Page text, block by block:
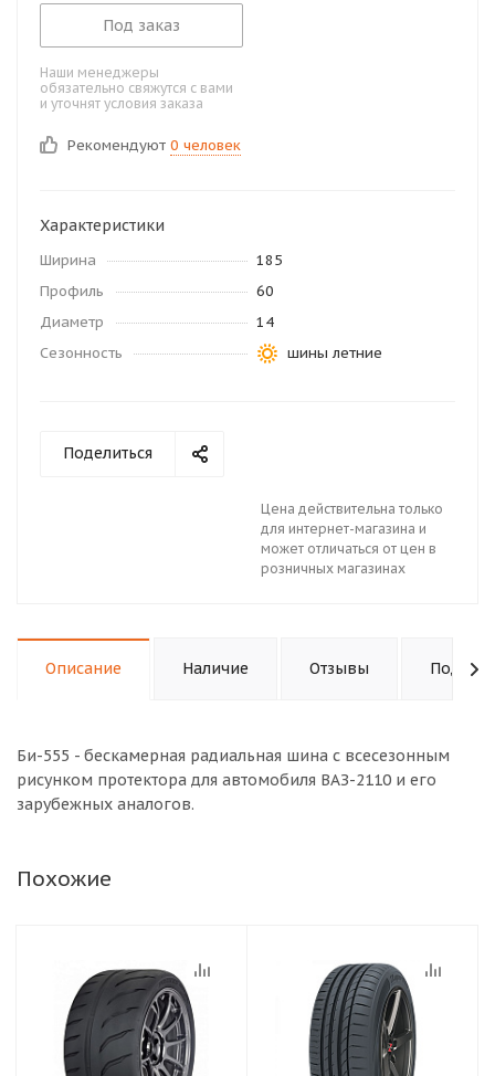
Под заказ
Наши менеджеры
обязательно свяжутся с вами
и уточнят условия заказа
Рекомендуют 0 человек
Характеристики
Ширина
185
Профиль
60
Диаметр
14
Сезонность
шины летние
Поделиться
Цена действительна только
для интернет-магазина и
может отличаться от цен в
розничных магазинах
Описание Наличие Отзывы
Би-555 - бескамерная радиальная шина с всесезонным
рисунком протектора для автомобиля ВАЗ-2110 и его
зарубежных аналогов.
Похожие